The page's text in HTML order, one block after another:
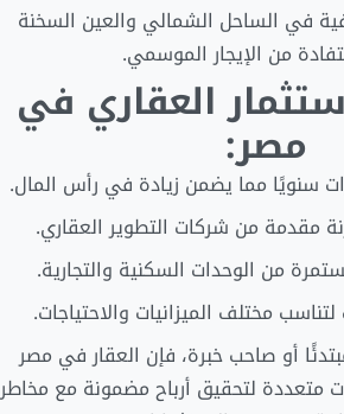
في الساحل الشمالي والعين السخنة
من الإيجار الموسمي.
العقاري في
مصر:
سنويًا مما يضمن زيادة في رأس المال.
مقدمة من شركات التطوير العقاري.
من الوحدات السكنية والتجارية.
مختلف الميزانيات والاحتياجات.
أو صاحب خبرة، فإن العقار في مصر
متعددة لتحقيق أرباح مضمونة مع مخاطر